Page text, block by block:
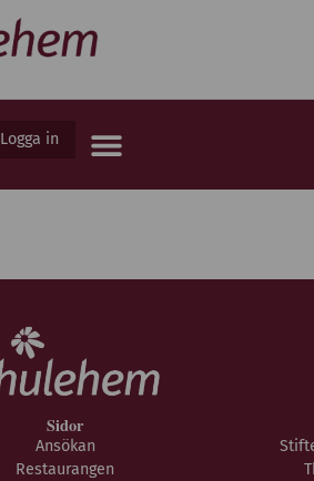
Logga in
Sidor
Ansökan
Restaurangen